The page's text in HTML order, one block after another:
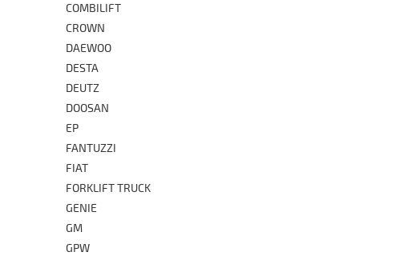
COMBILIFT
CROWN
DAEWOO
DESTA
DEUTZ
DOOSAN
EP
FANTUZZI
FIAT
FORKLIFT TRUCK
GENIE
GM
GPW